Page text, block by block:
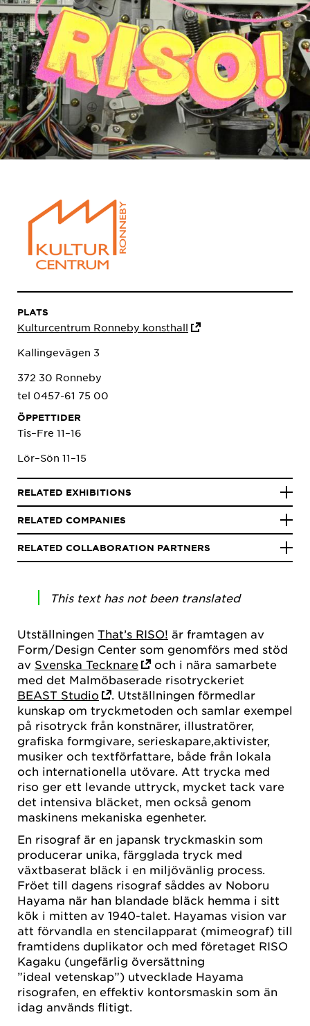
This text has not been translated
Utställningen That’s RISO! är framtagen av
Form/Design Center som genomförs med stöd
av Svenska Tecknare
och i nära samarbete
med det Malmöbaserade risotryckeriet
BEAST Studio
. Utställningen förmedlar
kunskap om tryckmetoden och samlar exempel
på risotryck från konstnärer, illustratörer,
grafiska formgivare, serieskapare,aktivister,
musiker och textförfattare, både från lokala
och internationella utövare. Att trycka med
riso ger ett levande uttryck, mycket tack vare
det intensiva bläcket, men också genom
maskinens mekaniska egenheter.
En risograf är en japansk tryckmaskin som
producerar unika, färgglada tryck med
växtbaserat bläck i en miljövänlig process.
Fröet till dagens risograf såddes av Noboru
Hayama när han blandade bläck hemma i sitt
kök i mitten av 1940-talet. Hayamas vision var
att förvandla en stencilapparat (mimeograf) till
framtidens duplikator och med företaget RISO
Kagaku (ungefärlig översättning
”ideal vetenskap”) utvecklade Hayama
risografen, en effektiv kontorsmaskin som än
idag används flitigt.
PLATS
Kulturcentrum Ronneby konsthall
Kallingevägen 3
372 30 Ronneby
tel 0457-61 75 00
ÖPPETTIDER
Tis–Fre 11–16
Lör–Sön 11–15
RELATED EXHIBITIONS
RELATED COMPANIES
RELATED COLLABORATION PARTNERS